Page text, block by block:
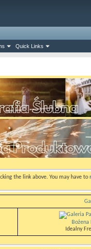
Quick Links
the link above. You may have to
Bożena
Idealny